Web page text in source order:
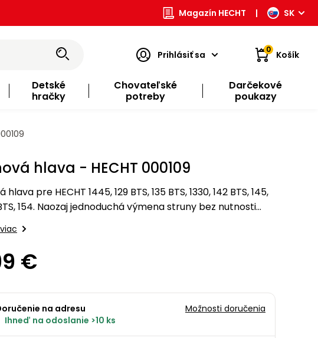
Magazín HECHT | SK
Prihlásiť sa 0 Košík
Detské
hračky
Chovateľské
potreby
Darčekové
poukazy
hlava - HECHT 000109
hlava pre HECHT 1445, 129 BTS, 135 BTS, 1330, 142 BTS, 145,
BTS, 154. Naozaj jednoduchá výmena struny bez nutnosti
€
na adresu
Ihneď na odoslanie >10 ks
Možnosti doručenia